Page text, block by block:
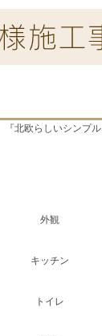
『北欧らしいシンプ
外観
キッチン
トイレ